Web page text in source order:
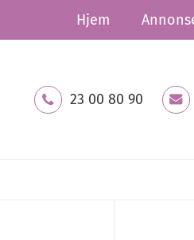
Hjem
23 00 80 90